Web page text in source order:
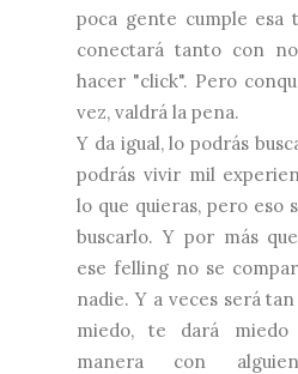
poca gente cumple esa
conectará tanto con
hacer "click". Pero
vez, valdrá la pena.
Y da igual, lo podrás
podrás vivir mil
lo que quieras, pero eso
buscarlo. Y por más
ese felling no se
nadie. Y a veces será
miedo, te dará
manera con